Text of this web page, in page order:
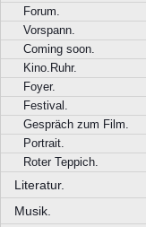
Forum.
Vorspann.
Coming soon.
Kino.Ruhr.
Foyer.
Festival.
Gespräch zum Film.
Portrait.
Roter Teppich.
Literatur.
Musik.